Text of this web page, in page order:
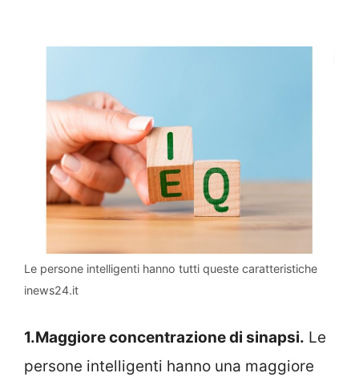
Le persone intelligenti hanno tutti queste caratteristiche
inews24.it
1.Maggiore concentrazione di sinapsi. Le
persone intelligenti hanno una maggiore